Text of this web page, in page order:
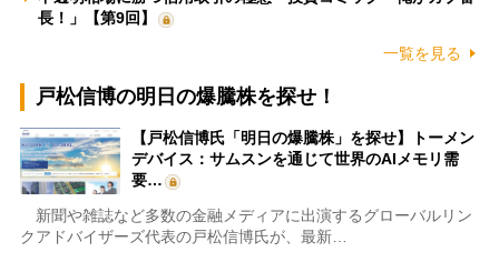
長！」【第9回】
一覧を見る
戸松信博の明日の爆騰株を探せ！
【戸松信博氏「明日の爆騰株」を探せ】トーメン
デバイス：サムスンを通じて世界のAIメモリ需
要…
新聞や雑誌など多数の金融メディアに出演するグローバルリン
クアドバイザーズ代表の戸松信博氏が、最新…